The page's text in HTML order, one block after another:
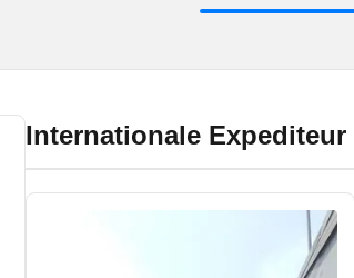
Internationale Expediteur